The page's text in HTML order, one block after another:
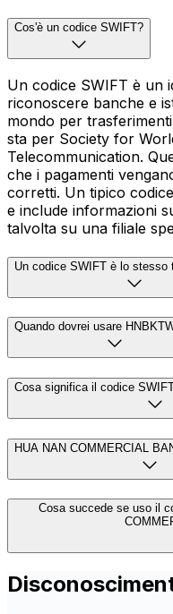
Cos'è un codice SWIFT?
Un codice SWIFT è un
riconoscere banche e
mondo per
sta per Society for
Telecommunication.
che i pagamenti
corretti. Un tipico
e include informazioni
talvolta su una filiale
Un codice SWIFT è lo stesso
Quando dovrei usare
Cosa significa il codice
HUA NAN COMMERCIAL
Cosa succede se uso il